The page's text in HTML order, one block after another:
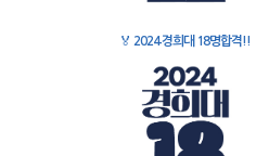
🏅 2024 경희대 18명합격!!